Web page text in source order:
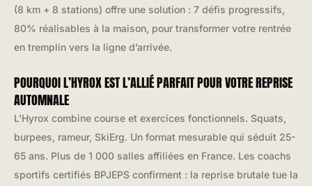
(8 km + 8 stations) offre une solution : 7 défis progressifs,
80% réalisables à la maison, pour transformer votre rentrée
en tremplin vers la ligne d’arrivée.
POURQUOI L’HYROX EST L’ALLIÉ PARFAIT POUR VOTRE REPRISE
AUTOMNALE
L’Hyrox combine course et exercices fonctionnels. Squats,
burpees, rameur, SkiErg. Un format mesurable qui séduit 25-
65 ans. Plus de 1 000 salles affiliées en France. Les coachs
sportifs certifiés BPJEPS confirment : la reprise brutale tue la